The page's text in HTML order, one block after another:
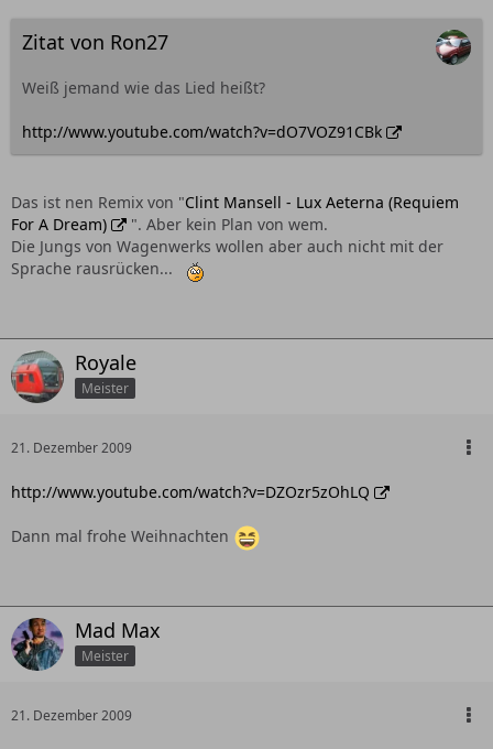
Zitat von Ron27
Weiß jemand wie das Lied heißt?
http://www.youtube.com/watch?v=dO7VOZ91CBk
Das ist nen Remix von "Clint Mansell - Lux Aeterna (Requiem
For A Dream)
". Aber kein Plan von wem.
Die Jungs von Wagenwerks wollen aber auch nicht mit der
Sprache rausrücken...
Royale
Meister
21. Dezember 2009
http://www.youtube.com/watch?v=DZOzr5zOhLQ
Dann mal frohe Weihnachten
Mad Max
Meister
21. Dezember 2009